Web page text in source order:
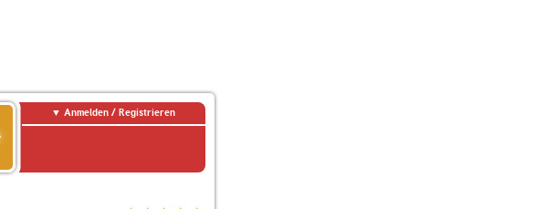
Anmelden / Registrieren